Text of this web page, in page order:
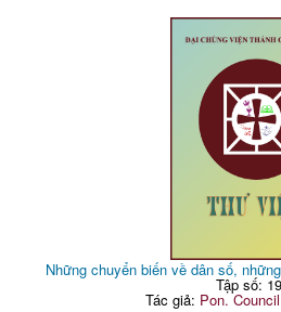
Những chuyển biến về dân số,
Tập số:
Tác giả: Pon.